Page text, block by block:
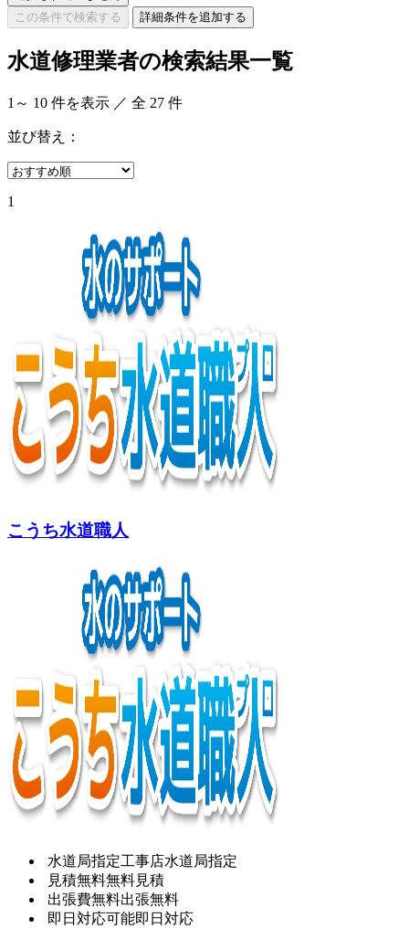
この条件で検索する
詳細条件を追加する
水道修理業者の検索結果一覧
1 ～ 10 件を表示 ／ 全 27 件
並び替え：
1
こうち水道職人
水道局指定工事店水道局指定
見積無料無料見積
出張費無料出張無料
即日対応可能即日対応